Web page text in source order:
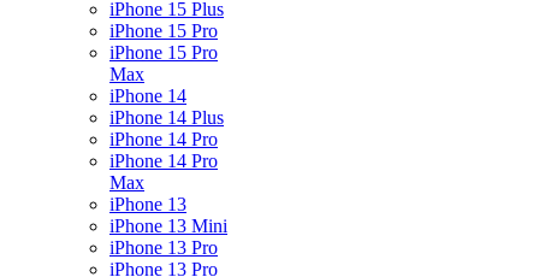
iPhone 15 Plus
iPhone 15 Pro
iPhone 15 Pro
Max
iPhone 14
iPhone 14 Plus
iPhone 14 Pro
iPhone 14 Pro
Max
iPhone 13
iPhone 13 Mini
iPhone 13 Pro
iPhone 13 Pro